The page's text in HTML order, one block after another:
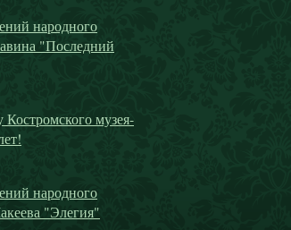
народного
"Последний
музея-
народного
"Элегия"